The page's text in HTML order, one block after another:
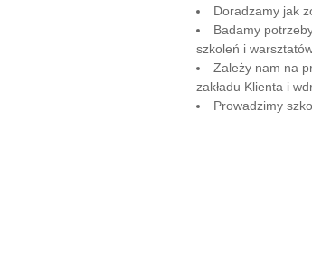
Doradzamy jak
Badamy
szkoleń i
Zależy nam na
zakładu Klienta i
Prowadzimy